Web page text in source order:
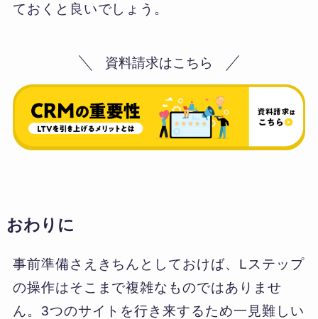
ておくと良いでしょう。
資料請求はこちら
おわりに
事前準備さえきちんとしておけば、Lステップ
の操作はそこまで複雑なものではありませ
ん。3つのサイトを行き来するため一見難しい